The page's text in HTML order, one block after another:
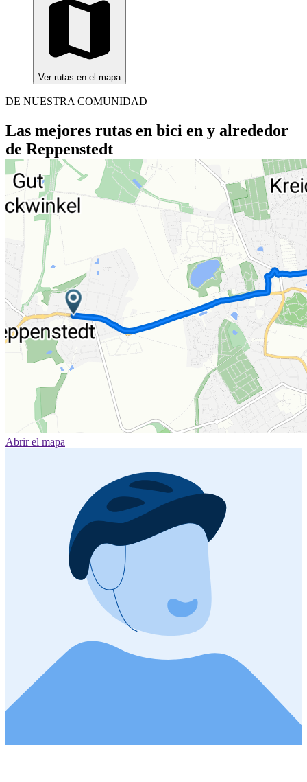
Ver rutas en el mapa
DE NUESTRA COMUNIDAD
Las mejores rutas en bici en y alrededor
de Reppenstedt
Abrir el mapa